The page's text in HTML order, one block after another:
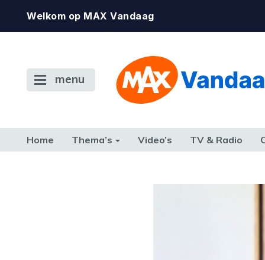
Welkom op MAX Vandaag
menu
Home Thema’s Video’s TV & Radio